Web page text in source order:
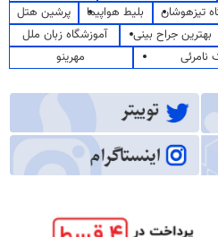
تیزهوشان بلیط هواپیما
پرشین هتل
بهترین جراح بینی
آموزشگاه زبان ملل
مهرینو